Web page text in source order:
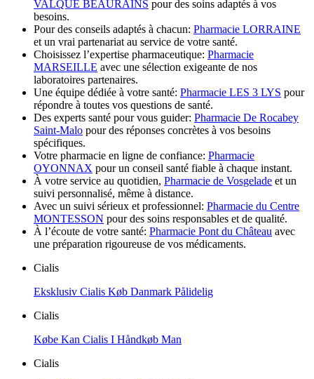
VALQUE BEAURAINS pour des soins adaptés à vos
besoins.
Pour des conseils adaptés à chacun: Pharmacie LORRAINE
et un vrai partenariat au service de votre santé.
Choisissez l’expertise pharmaceutique: Pharmacie
MARSEILLE avec une sélection exigeante de nos
laboratoires partenaires.
Une équipe dédiée à votre santé: Pharmacie LES 3 LYS pour
répondre à toutes vos questions de santé.
Des experts santé pour vous guider: Pharmacie De Rocabey
Saint-Malo pour des réponses concrètes à vos besoins
spécifiques.
Votre pharmacie en ligne de confiance: Pharmacie
OYONNAX pour un conseil santé fiable à chaque instant.
À votre service au quotidien, Pharmacie de Vosgelade et un
suivi personnalisé, même à distance.
Avec un suivi sérieux et professionnel: Pharmacie du Centre
MONTESSON pour des soins responsables et de qualité.
À l’écoute de votre santé: Pharmacie Pont du Château avec
une préparation rigoureuse de vos médicaments.
Cialis
Eksklusiv Cialis Køb Danmark Pålidelig
Cialis
Købe Kan Cialis I Håndkøb Man
Cialis